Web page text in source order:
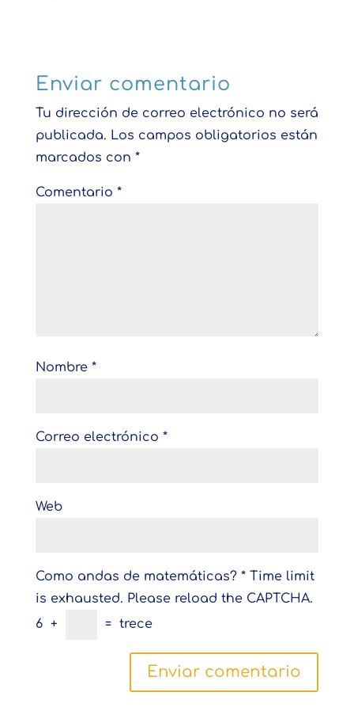
Enviar comentario
Tu dirección de correo electrónico no será
publicada. Los campos obligatorios están
marcados con *
Comentario *
Nombre *
Correo electrónico *
Web
Como andas de matemáticas? * Time limit
is exhausted. Please reload the CAPTCHA.
6 + = trece